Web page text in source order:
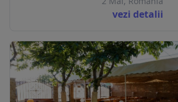
vezi detalii